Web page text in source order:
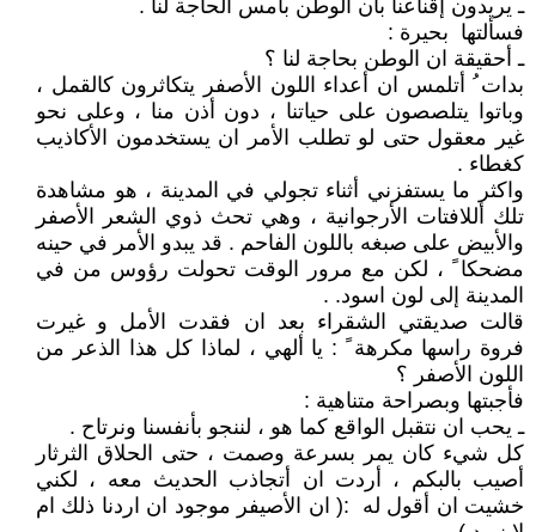
ـ يريدون إقناعنا بان الوطن بأمس الحاجة لنا .
فسألتها بحيرة :
ـ أحقيقة ان الوطن بحاجة لنا ؟
بدات ُ أتلمس ان أعداء اللون الأصفر يتكاثرون كالقمل ،
وباتوا يتلصصون على حياتنا ، دون أذن منا ، وعلى نحو
غير معقول حتى لو تطلب الأمر ان يستخدمون الأكاذيب
كغطاء .
واكثر ما يستفزني أثناء تجولي في المدينة ، هو مشاهدة
تلك أللافتات الأرجوانية ، وهي تحث ذوي الشعر الأصفر
والأبيض على صبغه باللون الفاحم . قد يبدو الأمر في حينه
مضحكا ً ، لكن مع مرور الوقت تحولت رؤوس من في
المدينة إلى لون اسود. .
قالت صديقتي الشقراء بعد ان فقدت الأمل و غيرت
فروة راسها مكرهة ً : يا ألهي ، لماذا كل هذا الذعر من
اللون الأصفر ؟
فأجبتها وبصراحة متناهية :
ـ يحب ان نتقبل الواقع كما هو ، لننجو بأنفسنا ونرتاح .
كل شيء كان يمر بسرعة وصمت ، حتى الحلاق الثرثار
أصيب بالبكم ، أردت ان أتجاذب الحديث معه ، لكني
خشيت ان أقول له :( ان الأصيفر موجود ان اردنا ذلك ام